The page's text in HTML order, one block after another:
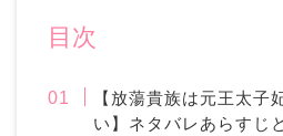
目次
【放蕩貴族は元王太子
い】ネタバレあらすじ